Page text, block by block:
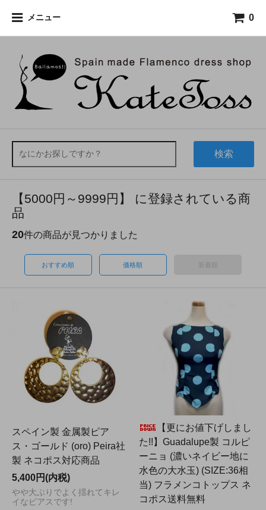
メニュー 0
検索
【5000円～9999円】 に登録されている商
品
20件の商品が見つかりました
おすすめ順 価格順 新着順
スペイン製 金属製ピア
ス・ゴールド (oro) Peira社
製 ネコポス対応商品
5,400円(内税)
やや大ぶりでよく揺れてキレ
イなピアスです!
【更にお値下げしまし
た!!】Guadalupe製 コルピ
ーニョ (濃いネイビー地に
水色の大水玉) (SIZE:36相
当) フラメンコトップス ネ
コポス送料無料